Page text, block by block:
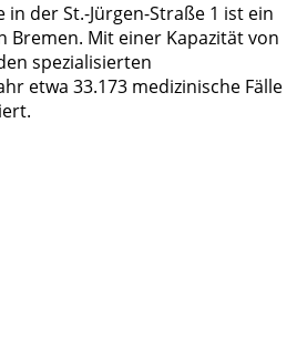
der St.-Jürgen-Straße 1 ist ein
Bremen. Mit einer Kapazität von
spezialisierten
etwa 33.173 medizinische Fälle